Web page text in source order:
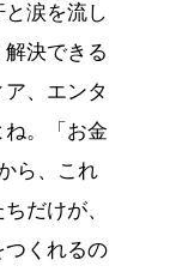
涙を流し
決できる
、エンタ
。「お金
ら、これ
だけが、
くれるの